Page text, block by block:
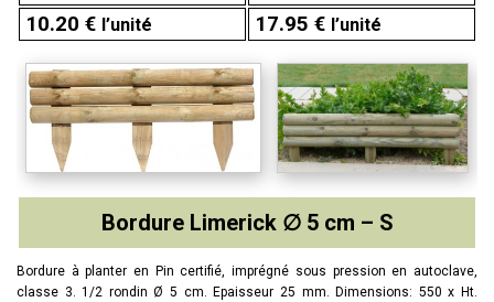
10.20 € l’unité 17.95 € l’unité
Bordure Limerick ∅ 5 cm – S
Bordure à planter en Pin certifié, imprégné sous pression en autoclave,
classe 3. 1/2 rondin Ø 5 cm. Epaisseur 25 mm. Dimensions: 550 x Ht.